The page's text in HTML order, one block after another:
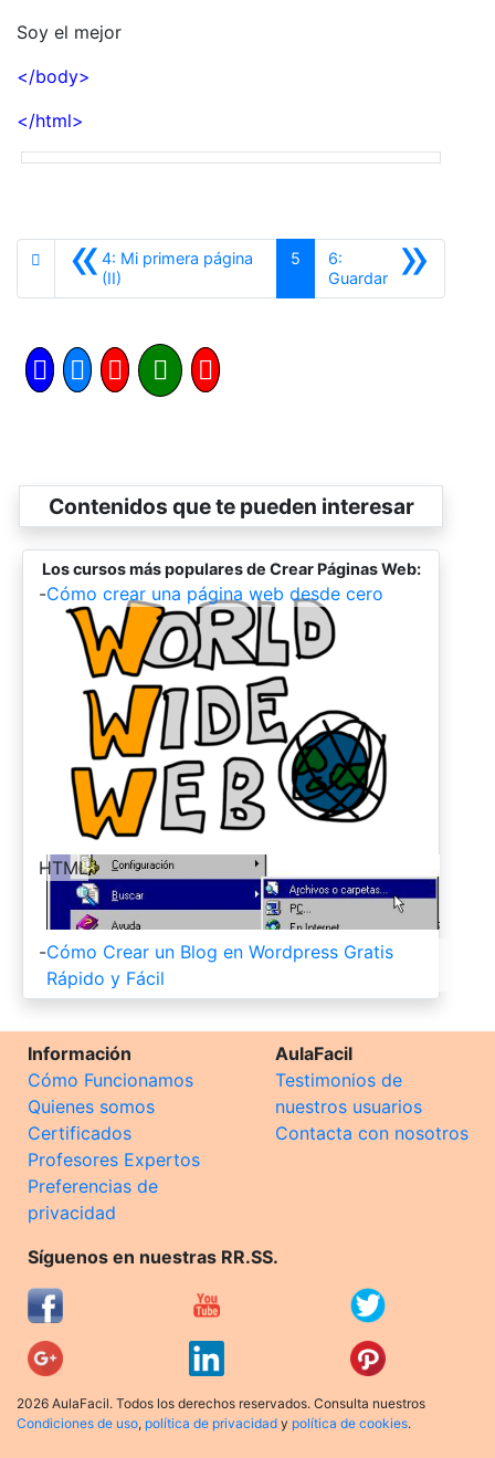
Soy el mejor
</body>
</html>
«4: Mi primera página
(II)
5 »
6:
GuardarSiguiente
Contenidos que te pueden interesar
Los cursos más populares de Crear Páginas Web:
-Cómo crear una página web desde cero
-
HTML
-Cómo Crear un Blog en Wordpress Gratis
Rápido y Fácil
Información
Cómo Funcionamos
Quienes somos
Certificados
Profesores Expertos
Preferencias de
privacidad
AulaFacil
Testimonios de
nuestros usuarios
Contacta con nosotros
Síguenos en nuestras RR.SS.
2026 AulaFacil. Todos los derechos reservados. Consulta nuestros
Condiciones de uso, política de privacidad y política de cookies.